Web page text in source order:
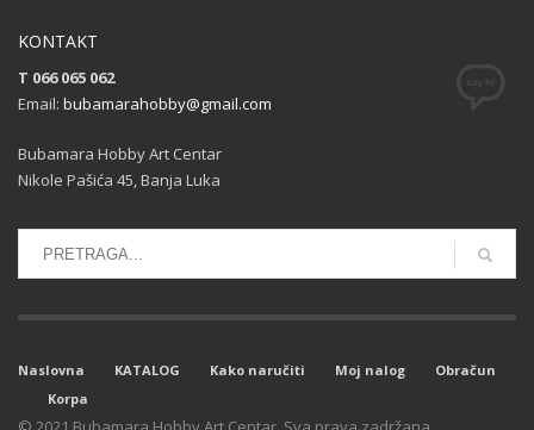
KONTAKT
T 066 065 062
Email: bubamarahobby@gmail.com
Bubamara Hobby Art Centar
Nikole Pašića 45, Banja Luka
Naslovna KATALOG Kako naručiti Moj nalog
Obračun
Korpa